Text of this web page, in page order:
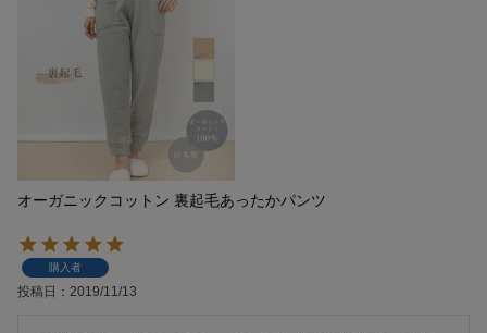
オーガニックコットン 裏起毛あったかパンツ
購入者
投稿日 2019/11/13